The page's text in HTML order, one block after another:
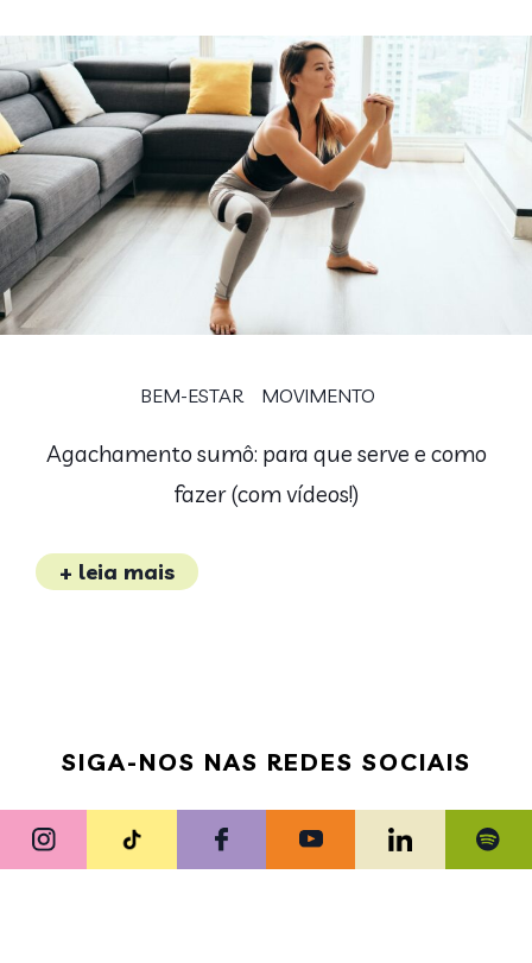
BEM-ESTAR MOVIMENTO
Agachamento sumô: para que serve e como
fazer (com vídeos!)
+ leia mais
SIGA-NOS NAS REDES SOCIAIS